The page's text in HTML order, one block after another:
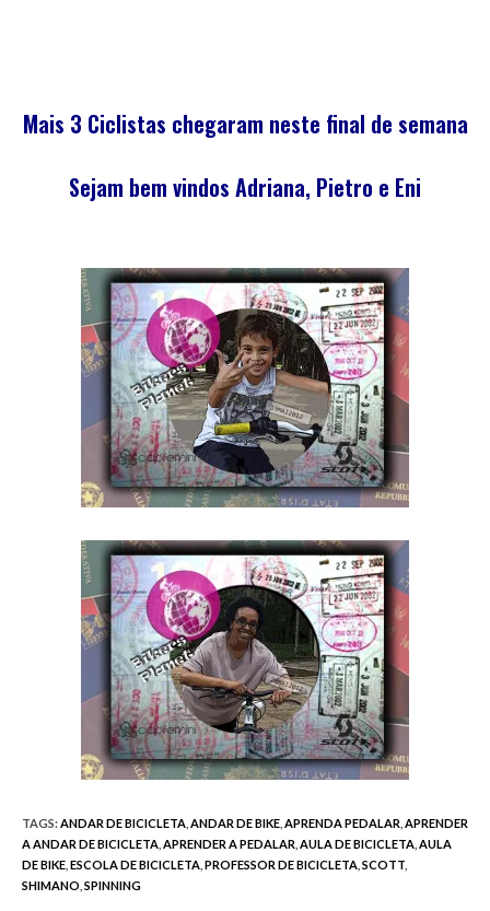
Mais 3 Ciclistas chegaram neste final de semana
Sejam bem vindos Adriana, Pietro e Eni
TAGS:ANDAR DE BICICLETA ANDAR DE BIKE APRENDA PEDALAR APRENDER
A ANDAR DE BICICLETA APRENDER A PEDALAR AULA DE BICICLETA AULA
DE BIKE ESCOLA DE BICICLETA PROFESSOR DE BICICLETA SCOTT
SHIMANO SPINNING